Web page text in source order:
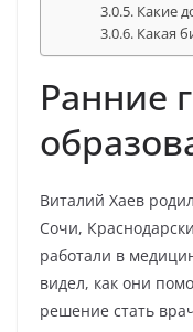
Какие
Какая
Ранние
Виталий Хаев
Сочи,
работали в
видел, как они
решение стать